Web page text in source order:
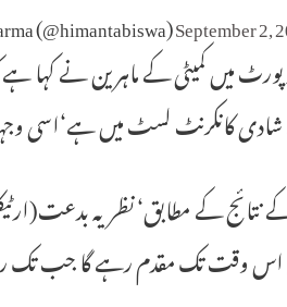
September 2,
میں کمیٹی کے ماہرین نے کہا
کانکرنٹ لسٹ میں ہے‘اسی وجہہ
وقت تک مقدم رہے گا جب تک